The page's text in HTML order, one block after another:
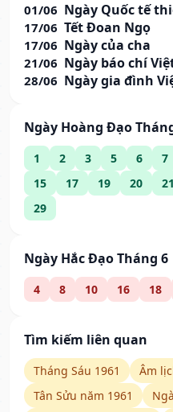
01/06 Ngày Quốc tế
17/06 Tết Đoan Ngọ
17/06 Ngày của cha
21/06 Ngày báo chí
28/06 Ngày gia đình
Ngày Hoàng Đạo
1 2 3 5 6 7
15
17 19 20 21
29
Ngày Hắc Đạo Tháng 6
4 8 10 16 18
Tìm kiếm liên quan
Tháng Sáu 1961
Âm
Tân Sửu năm 1961